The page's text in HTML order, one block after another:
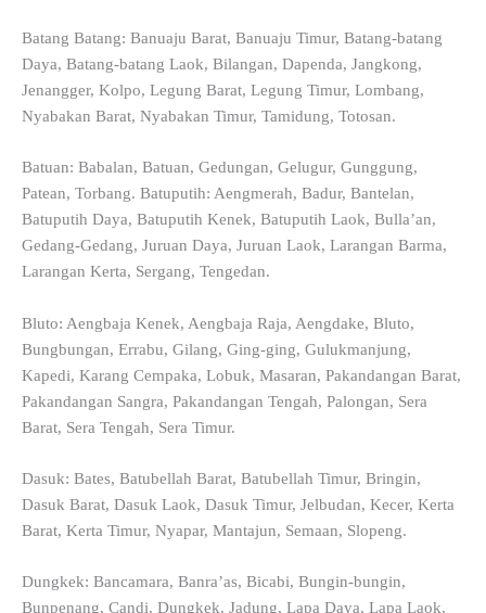
Batang Batang: Banuaju Barat, Banuaju Timur, Batang-batang
Daya, Batang-batang Laok, Bilangan, Dapenda, Jangkong,
Jenangger, Kolpo, Legung Barat, Legung Timur, Lombang,
Nyabakan Barat, Nyabakan Timur, Tamidung, Totosan.
Batuan: Babalan, Batuan, Gedungan, Gelugur, Gunggung,
Patean, Torbang. Batuputih: Aengmerah, Badur, Bantelan,
Batuputih Daya, Batuputih Kenek, Batuputih Laok, Bulla’an,
Gedang-Gedang, Juruan Daya, Juruan Laok, Larangan Barma,
Larangan Kerta, Sergang, Tengedan.
Bluto: Aengbaja Kenek, Aengbaja Raja, Aengdake, Bluto,
Bungbungan, Errabu, Gilang, Ging-ging, Gulukmanjung,
Kapedi, Karang Cempaka, Lobuk, Masaran, Pakandangan Barat,
Pakandangan Sangra, Pakandangan Tengah, Palongan, Sera
Barat, Sera Tengah, Sera Timur.
Dasuk: Bates, Batubellah Barat, Batubellah Timur, Bringin,
Dasuk Barat, Dasuk Laok, Dasuk Timur, Jelbudan, Kecer, Kerta
Barat, Kerta Timur, Nyapar, Mantajun, Semaan, Slopeng.
Dungkek: Bancamara, Banra’as, Bicabi, Bungin-bungin,
Bunpenang, Candi, Dungkek, Jadung, Lapa Daya, Lapa Laok,